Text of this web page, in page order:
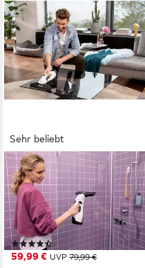
Sehr beliebt
KÄRCHER
Akku-Fenstersauger WV 2
PLUS N, Akkulaufzeit: 35 min,
wechselbare Absaugdüse,
Sprühflasche
(138)
59,99 € UVP 79,99 €